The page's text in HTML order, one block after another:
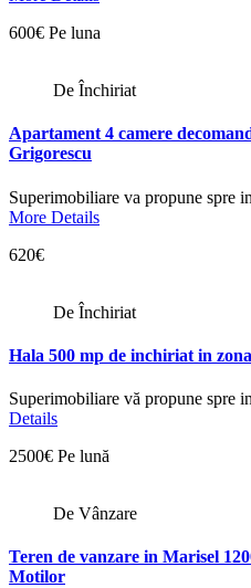
600€ Pe luna
De Închiriat
Apartament 4 camere
Grigorescu
Superimobiliare va propune spre
More Details
620€
De Închiriat
Hala 500 mp de inchiriat in
Superimobiliare vă propune spre
Details
2500€ Pe lună
De Vânzare
Teren de vanzare in Marisel
Motilor